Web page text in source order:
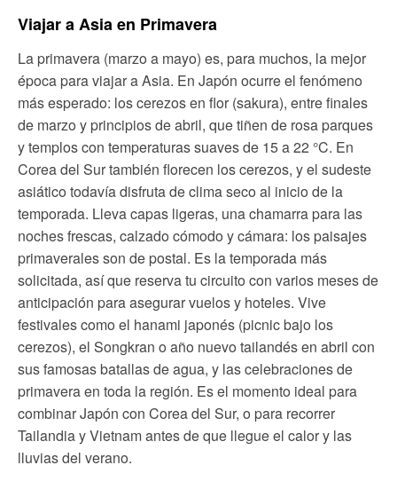
Viajar a Asia en Primavera
La primavera (marzo a mayo) es, para muchos, la mejor
época para viajar a Asia. En Japón ocurre el fenómeno
más esperado: los cerezos en flor (sakura), entre finales
de marzo y principios de abril, que tiñen de rosa parques
y templos con temperaturas suaves de 15 a 22 °C. En
Corea del Sur también florecen los cerezos, y el sudeste
asiático todavía disfruta de clima seco al inicio de la
temporada. Lleva capas ligeras, una chamarra para las
noches frescas, calzado cómodo y cámara: los paisajes
primaverales son de postal. Es la temporada más
solicitada, así que reserva tu circuito con varios meses de
anticipación para asegurar vuelos y hoteles. Vive
festivales como el hanami japonés (picnic bajo los
cerezos), el Songkran o año nuevo tailandés en abril con
sus famosas batallas de agua, y las celebraciones de
primavera en toda la región. Es el momento ideal para
combinar Japón con Corea del Sur, o para recorrer
Tailandia y Vietnam antes de que llegue el calor y las
lluvias del verano.